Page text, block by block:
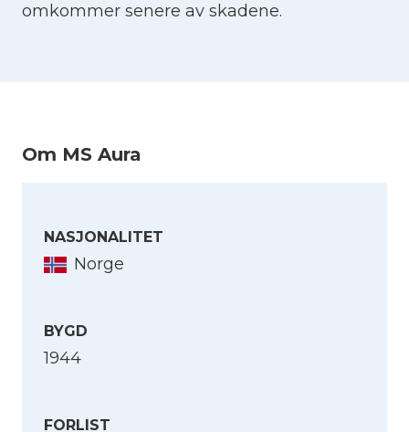
omkommer senere av skadene.
Om MS Aura
NASJONALITET
Norge
BYGD
1944
FORLIST